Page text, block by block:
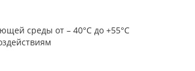
среды от – 40°C до +55°C